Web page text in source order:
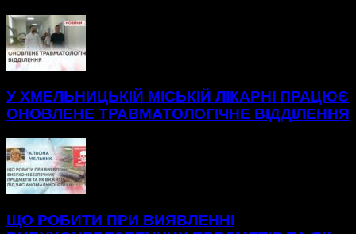
У ХМЕЛЬНИЦЬКІЙ МІСЬКІЙ ЛІКАРНІ ПРАЦЮЄ
ОНОВЛЕНЕ ТРАВМАТОЛОГІЧНЕ ВІДДІЛЕННЯ
ЩО РОБИТИ ПРИ ВИЯВЛЕННІ